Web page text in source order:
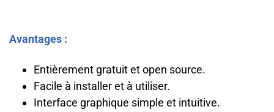
Avantages :
Entièrement gratuit et open source.
Facile à installer et à utiliser.
Interface graphique simple et intuitive.